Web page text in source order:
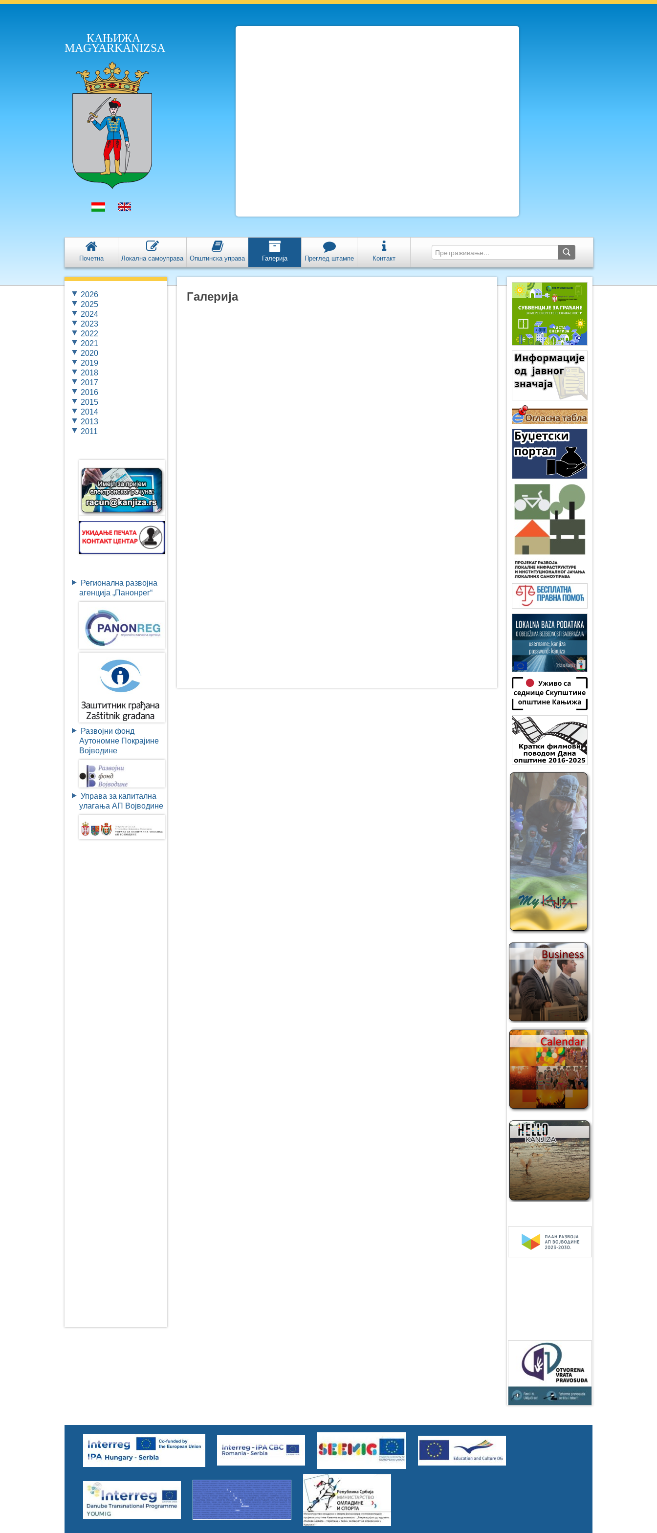
КАЊИЖА
MAGYARKANIZSA
Почетна Локална самоуправа Општинска управа Галерија Преглед штампе Контакт
2026
2025
2024
2023
2022
2021
2020
2019
2018
2017
2016
2015
2014
2013
2011
Регионална развојна
агенција „Панонрег“
Развојни фонд
Аутономне Покрајине
Војводине
Управа за капитална
улагања АП Војводине
Галерија